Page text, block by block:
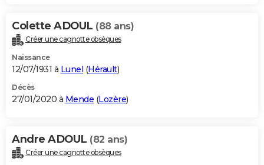
Colette ADOUL (88 ans)
Créer une cagnotte obsèques
Naissance
12/07/1931 à Lunel (Hérault)
Décès
27/01/2020 à Mende (Lozère)
Andre ADOUL (82 ans)
Créer une cagnotte obsèques